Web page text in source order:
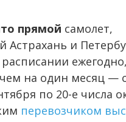
прямой самолет,
и
расписании
на один месяц — с
по 20-е числа
перевозчиком